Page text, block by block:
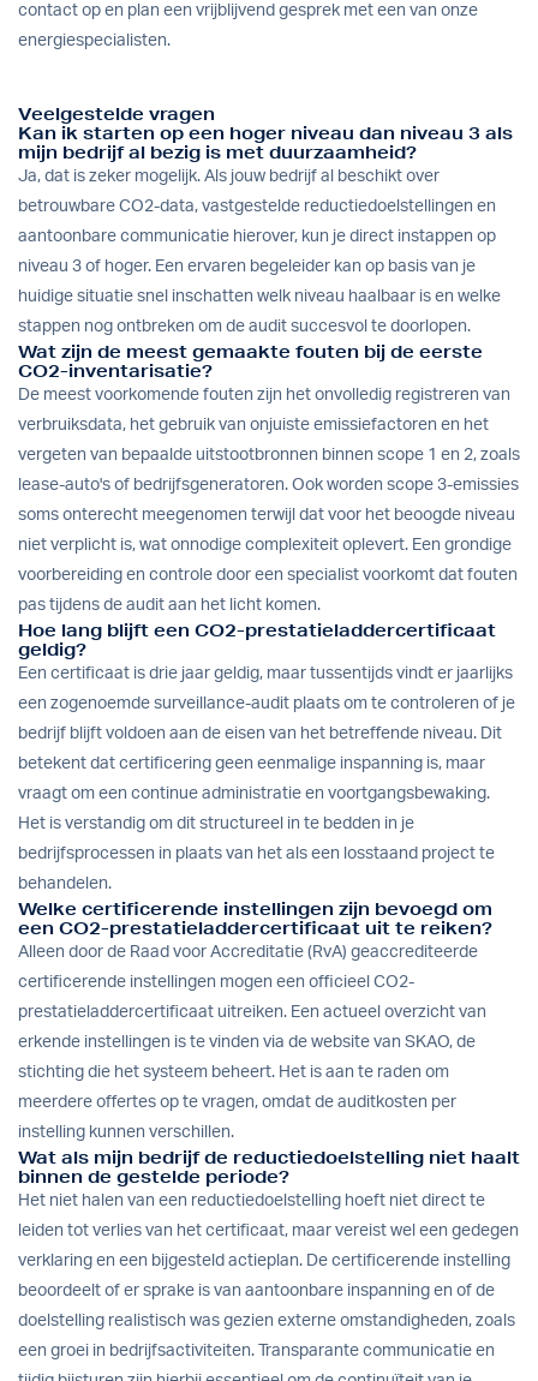
contact op en plan een vrijblijvend gesprek met een van onze
energiespecialisten.
Veelgestelde vragen
Kan ik starten op een hoger niveau dan niveau 3 als
mijn bedrijf al bezig is met duurzaamheid?
Ja, dat is zeker mogelijk. Als jouw bedrijf al beschikt over
betrouwbare CO2-data, vastgestelde reductiedoelstellingen en
aantoonbare communicatie hierover, kun je direct instappen op
niveau 3 of hoger. Een ervaren begeleider kan op basis van je
huidige situatie snel inschatten welk niveau haalbaar is en welke
stappen nog ontbreken om de audit succesvol te doorlopen.
Wat zijn de meest gemaakte fouten bij de eerste
CO2-inventarisatie?
De meest voorkomende fouten zijn het onvolledig registreren van
verbruiksdata, het gebruik van onjuiste emissiefactoren en het
vergeten van bepaalde uitstootbronnen binnen scope 1 en 2, zoals
lease-auto's of bedrijfsgeneratoren. Ook worden scope 3-emissies
soms onterecht meegenomen terwijl dat voor het beoogde niveau
niet verplicht is, wat onnodige complexiteit oplevert. Een grondige
voorbereiding en controle door een specialist voorkomt dat fouten
pas tijdens de audit aan het licht komen.
Hoe lang blijft een CO2-prestatieladdercertificaat
geldig?
Een certificaat is drie jaar geldig, maar tussentijds vindt er jaarlijks
een zogenoemde surveillance-audit plaats om te controleren of je
bedrijf blijft voldoen aan de eisen van het betreffende niveau. Dit
betekent dat certificering geen eenmalige inspanning is, maar
vraagt om een continue administratie en voortgangsbewaking.
Het is verstandig om dit structureel in te bedden in je
bedrijfsprocessen in plaats van het als een losstaand project te
behandelen.
Welke certificerende instellingen zijn bevoegd om
een CO2-prestatieladdercertificaat uit te reiken?
Alleen door de Raad voor Accreditatie (RvA) geaccrediteerde
certificerende instellingen mogen een officieel CO2-
prestatieladdercertificaat uitreiken. Een actueel overzicht van
erkende instellingen is te vinden via de website van SKAO, de
stichting die het systeem beheert. Het is aan te raden om
meerdere offertes op te vragen, omdat de auditkosten per
instelling kunnen verschillen.
Wat als mijn bedrijf de reductiedoelstelling niet haalt
binnen de gestelde periode?
Het niet halen van een reductiedoelstelling hoeft niet direct te
leiden tot verlies van het certificaat, maar vereist wel een gedegen
verklaring en een bijgesteld actieplan. De certificerende instelling
beoordeelt of er sprake is van aantoonbare inspanning en of de
doelstelling realistisch was gezien externe omstandigheden, zoals
een groei in bedrijfsactiviteiten. Transparante communicatie en